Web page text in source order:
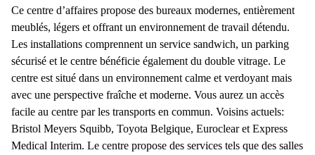
Ce centre d’affaires propose des bureaux modernes, entièrement
meublés, légers et offrant un environnement de travail détendu.
Les installations comprennent un service sandwich, un parking
sécurisé et le centre bénéficie également du double vitrage. Le
centre est situé dans un environnement calme et verdoyant mais
avec une perspective fraîche et moderne. Vous aurez un accès
facile au centre par les transports en commun. Voisins actuels:
Bristol Meyers Squibb, Toyota Belgique, Euroclear et Express
Medical Interim. Le centre propose des services tels que des salles